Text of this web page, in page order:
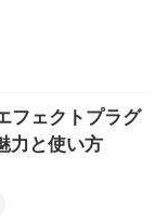
フェクトプラグ
力と使い方